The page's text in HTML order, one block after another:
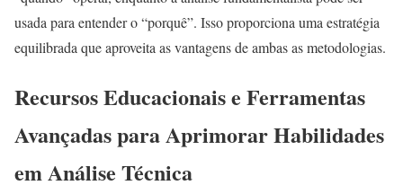
usada para entender o “porquê”. Isso proporciona uma estratégia
equilibrada que aproveita as vantagens de ambas as metodologias.
Recursos Educacionais e Ferramentas
Avançadas para Aprimorar Habilidades
em Análise Técnica